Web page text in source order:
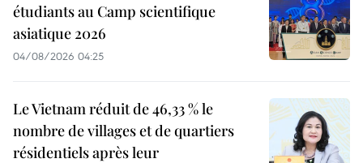
étudiants au Camp scientifique
asiatique 2026
04/08/2026 04:25
Le Vietnam réduit de 46,33 % le
nombre de villages et de quartiers
résidentiels après leur